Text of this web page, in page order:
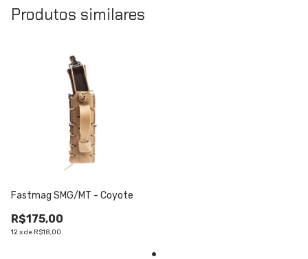
Produtos similares
Fastmag SMG/MT - Coyote
R$175,00
12xde R$18,00